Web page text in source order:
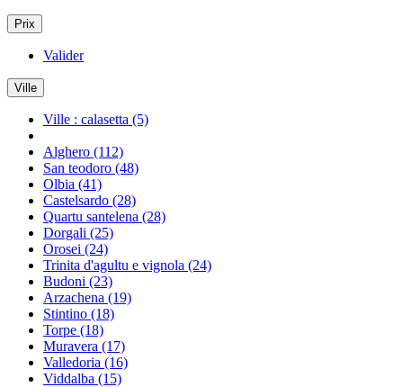
Prix
Valider
Ville
Ville : calasetta (5)
Alghero (112)
San teodoro (48)
Olbia (41)
Castelsardo (28)
Quartu santelena (28)
Dorgali (25)
Orosei (24)
Trinita d'agultu e vignola (24)
Budoni (23)
Arzachena (19)
Stintino (18)
Torpe (18)
Muravera (17)
Valledoria (16)
Viddalba (15)